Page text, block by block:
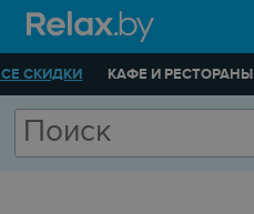
СКИДКИ КАФЕ И РЕСТОРАНЫ